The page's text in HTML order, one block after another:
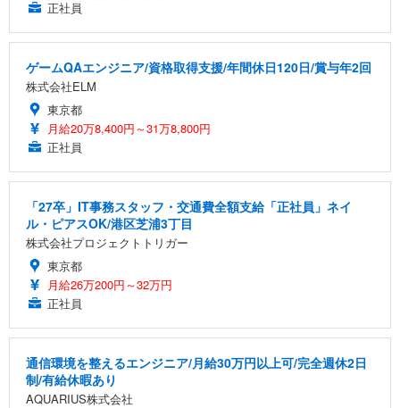
正社員
ゲームQAエンジニア/資格取得支援/年間休日120日/賞与年2回
株式会社ELM
東京都
月給20万8,400円～31万8,800円
正社員
「27卒」IT事務スタッフ・交通費全額支給「正社員」ネイ
ル・ピアスOK/港区芝浦3丁目
株式会社プロジェクトトリガー
東京都
月給26万200円～32万円
正社員
通信環境を整えるエンジニア/月給30万円以上可/完全週休2日
制/有給休暇あり
AQUARIUS株式会社